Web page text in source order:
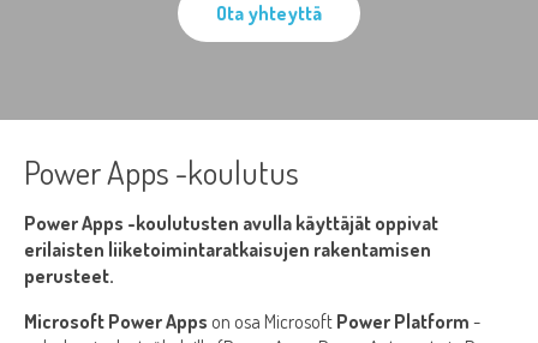
Ota yhteyttä
Power Apps -koulutus
Power Apps -koulutusten avulla käyttäjät oppivat
erilaisten liiketoimintaratkaisujen rakentamisen
perusteet.
Microsoft Power Apps on osa Microsoft Power Platform -